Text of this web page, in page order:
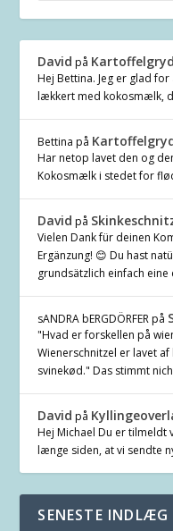
David på
Hej Bettina. Jeg er glad
lækkert med kokosmælk,
Bettina på
Har netop lavet den og
Kokosmælk i stedet for
David på
Vielen Dank für deinen
Ergänzung! 😊 Du hast
grundsätzlich einfach eine
sANDRA bERGDÖRFERpå
"Hvad er forskellen på
Wienerschnitzel er lavet
svinekød." Das stimmt
David på
Hej Michael Du er
længe siden, at vi sendte
SENESTE INDLÆG